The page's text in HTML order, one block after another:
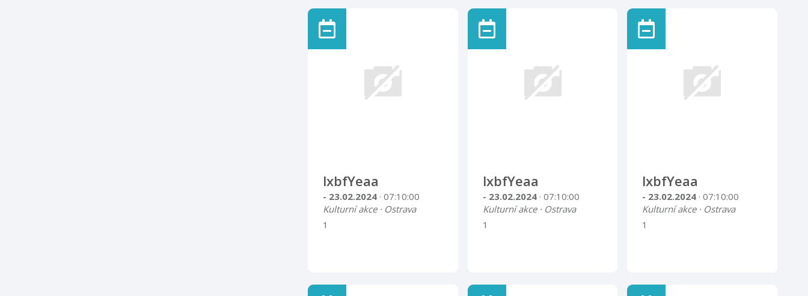
lxbfYeaa
- 23.02.2024 · 07:10:00
Kulturní akce · Ostrava
1
lxbfYeaa
- 23.02.2024 · 07:10:00
Kulturní akce · Ostrava
1
lxbfYeaa
- 23.02.2024 · 07:10:00
Kulturní akce · Ostrava
1